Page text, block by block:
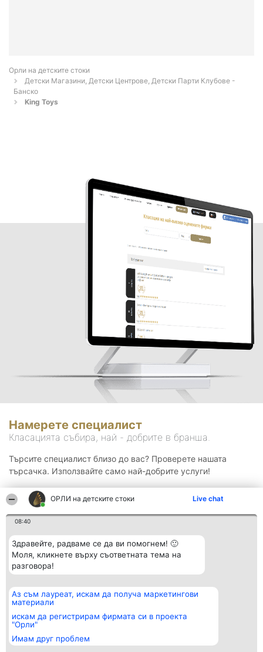
ОРЛИ на детските стоки Live chat
08:40
Здравейте, радваме се да ви помогнем! 🙂
Моля, кликнете върху съответната тема на
разговора!
Аз съм лауреат, искам да получа маркетингови
материали
искам да регистрирам фирмата си в проекта
"Орли"
Имам друг проблем
Орли на детските стоки
Детски Магазини, Детски Центрове, Детски Парти Клубове -
Банско
King Toys
Намерете специалист
Класацията събира, най - добрите в бранша.
Търсите специалист близо до вас? Проверете нашата
търсачка. Използвайте само най-добрите услуги!
Организатор на
класиране
BulevardulAleea Timișul De
Sus Nr. 2, Bl. A30, Sc. A, Et.
4, Ap. 13
București 53-238
Класация
всички
Статут/Устав
Контакти